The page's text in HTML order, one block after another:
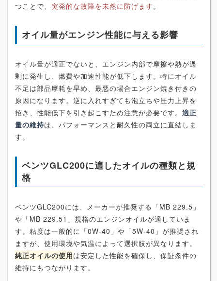
つことで、 突発的な故障を未然に防げます 。
オイル量がエンジン性能に与える影響
オイル量が適正でないと、エンジン内部で摩擦や熱が過
剰に発生し、燃費や加速性能が低下します。特にオイル
不足は部品摩耗を早め、最悪の場合エンジン焼き付きの
原因になります。逆に入れすぎても泡立ちや圧力上昇を
招き、性能低下を引き起こすため注意が必要です。 適正
量の維持は、パフォーマンスと耐久性の両立に直結しま
す。
ベンツGLC200に適したオイルの種類と規
格
ベンツGLC200には、メーカーが推奨する「MB 229.5」
や「MB 229.51」規格のエンジンオイルが適していま
す。粘度は一般的に「0W-40」や「5W-40」が推奨され
ますが、使用環境や気温によって選択肢が異なります。
純正オイルの使用は安定した性能を確保し、保証条件の
維持にもつながります。